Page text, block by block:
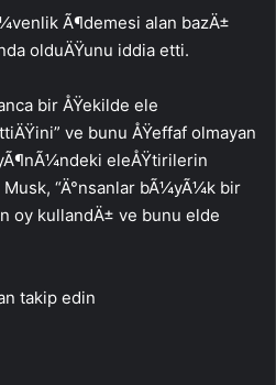
Ã¶demesi alan bazÄ±
olduÄŸunu iddia etti.
bir ÅŸekilde ele
ve bunu ÅŸeffaf olmayan
eleÅŸtirilerin
“Ä°nsanlar bÃ¼yÃ¼k bir
oy kullandÄ± ve bunu elde
takip edin